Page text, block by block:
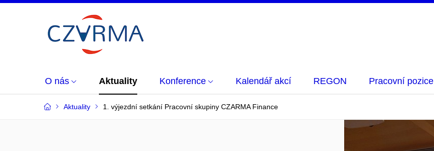
O nás Aktuality Konference Kalendář akcí REGON Pracovní pozice
Aktuality 1. výjezdní setkání Pracovní skupiny CZARMA Finance